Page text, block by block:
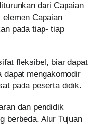
dari Capaian
Capaian
pada tiap- tiap
fleksibel, biar dapat
dapat mengakomodir
pada peserta didik.
dan pendidik
berbeda. Alur Tujuan